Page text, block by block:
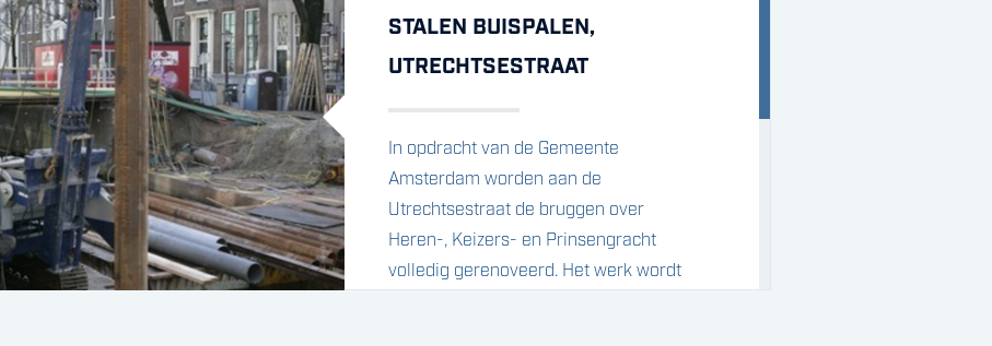
STALEN BUISPALEN,
UTRECHTSESTRAAT
In opdracht van de Gemeente
Amsterdam worden aan de
Utrechtsestraat de bruggen over
Heren-, Keizers- en Prinsengracht
volledig gerenoveerd. Het werk wordt